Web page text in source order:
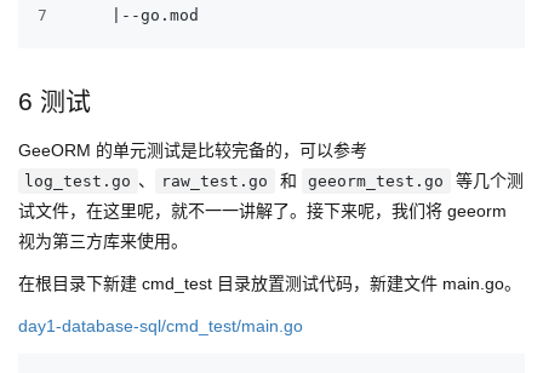
7
    |--go.mod
6 测试
GeeORM 的单元测试是比较完备的，可以参考
log_test.go 、 raw_test.go 和 geeorm_test.go
等几个测
试文件，在这里呢，就不一一讲解了。接下来呢，我们将 geeorm
视为第三方库来使用。
在根目录下新建 cmd_test 目录放置测试代码，新建文件 main.go。
day1-database-sql/cmd_test/main.go